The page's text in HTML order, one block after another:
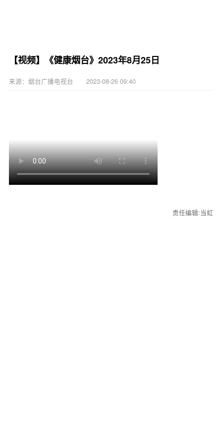
【视频】《健康烟台》2023年8月25日
来源：烟台广播电视台 2023-08-26 09:40
责任编辑:当虹